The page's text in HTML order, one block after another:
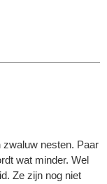
zwaluw nesten. Paar
wat minder. Wel
Ze zijn nog niet